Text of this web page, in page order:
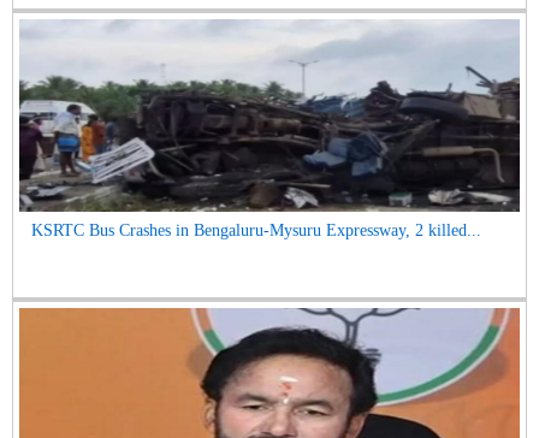
KSRTC Bus Crashes in Bengaluru-Mysuru Expressway, 2 killed...